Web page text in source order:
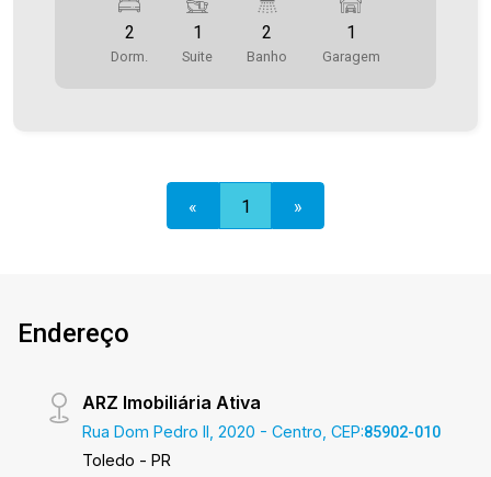
*Edifício com elevador, salão de festas, piscina,
academia e espaço kids. Área Privativa 74,00m²
A Imobiliária Ativa possui hoje uma das maiores
As informações aqui prestadas são verdadeiras,
todavia, reservamo-nos o direito de corrigir
2
Dorm.
1
Suite
2
Banho
1
Garagem
« 1 »
Endereço
ARZ Imobiliária Ativa
Rua Dom Pedro II, 2020 - Centro, CEP:85902-010
Toledo - PR